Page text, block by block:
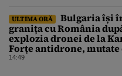
ULTIMA ORĂ
Bulgaria își
granița cu România
explozia dronei de la
Forțe antidrone, mutate
frontiera cu Turcia
14:49